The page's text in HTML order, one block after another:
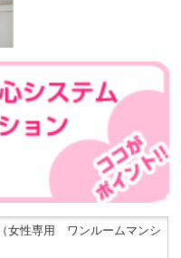
女性専用 ワンルームマンシ